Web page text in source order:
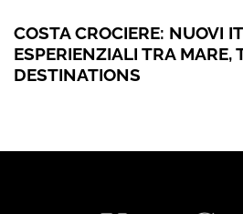
COSTA CROCIERE: NUOVI
ESPERIENZIALI TRA MARE,
DESTINATIONS